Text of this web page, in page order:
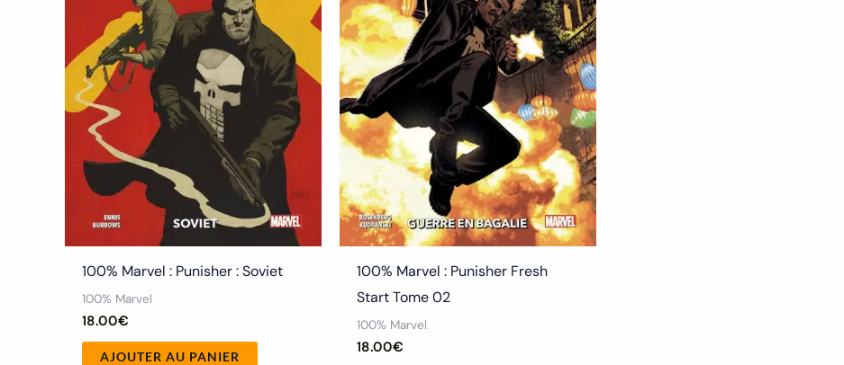
100% Marvel : Punisher : Soviet
100% Marvel
18.00€
AJOUTER AU PANIER
100% Marvel : Punisher Fresh
Start Tome 02
100% Marvel
18.00€